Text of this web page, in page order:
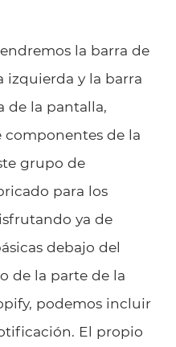
la barra de
izquierda y la barra
de la pantalla,
de la
grupo de
para los
ya de
debajo del
de la parte de la
podemos incluir
El propio